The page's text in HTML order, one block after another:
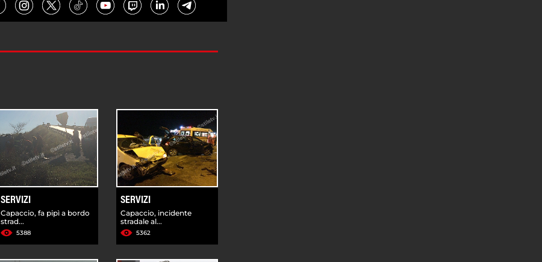
SERVIZI
Capaccio, fa pipì a bordo
strad...
5388
SERVIZI
Capaccio, incidente
stradale al...
5362